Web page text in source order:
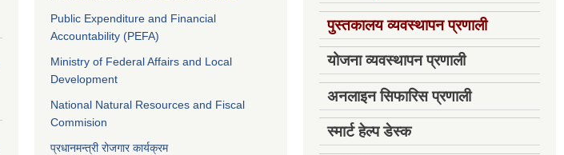
Public Expenditure and Financial
Accountability (PEFA)
Ministry of Federal Affairs and Local
Development
National Natural Resources and Fiscal
Commision
प्रधानमन्त्री रोजगार कार्यक्रम
पुस्तकालय व्यवस्थापन प्रणाली
योजना व्यवस्थापन प्रणाली
अनलाइन सिफारिस प्रणाली
स्मार्ट हेल्प डेस्क